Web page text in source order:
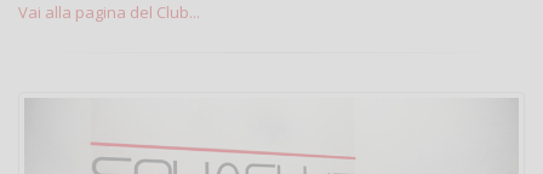
Vai alla pagina del Club...